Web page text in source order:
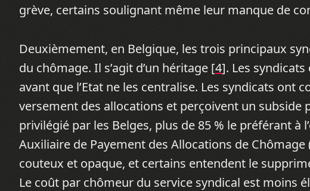
grève, certains soulignant même leur manque de
Deuxièmement, en Belgique, les trois principaux
du chômage. Il s’agit d’un héritage [4]. Les
avant que l’Etat ne les centralise. Les syndicats ont
versement des allocations et perçoivent un subside
privilégié par les Belges, plus de 85 % le préférant
Auxiliaire de Payement des Allocations de
couteux et opaque, et certains entendent le
Le coût par chômeur du service syndical est moins